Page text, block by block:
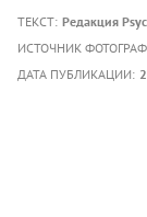
ТЕКСТ: Редакция
ИСТОЧНИК
ДАТА ПУБЛИКАЦИИ: